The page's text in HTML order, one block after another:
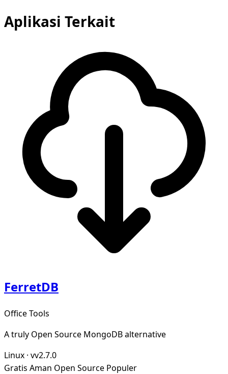
Aplikasi Terkait
FerretDB
Office Tools
A truly Open Source MongoDB alternative
Linux · vv2.7.0
Gratis Aman Open Source Populer